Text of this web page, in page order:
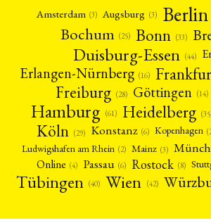
Amsterdam (3) Augsburg (3) Berlin
Bochum (25) Bonn (33)
Duisburg-Essen (44)
Erlangen-Nürnberg (16)
Freiburg (28) Göttingen (14)
Hamburg (61) Heidelberg
Köln (29) Konstanz (6) Kopenhagen
Ludwigshafen am Rhein (2) Mainz (3)
Online (4) Passau (6) Rostock (8)
Tübingen (40) Wien (42)